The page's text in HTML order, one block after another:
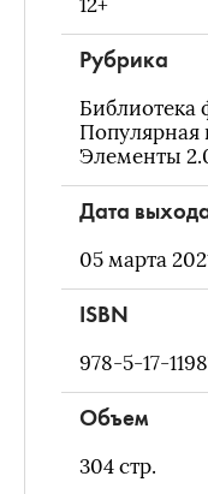
12+
Рубрика
Библиотека
Популярная
Элементы
Дата
05 марта
ISBN
978-5-17-
Объем
304стр.